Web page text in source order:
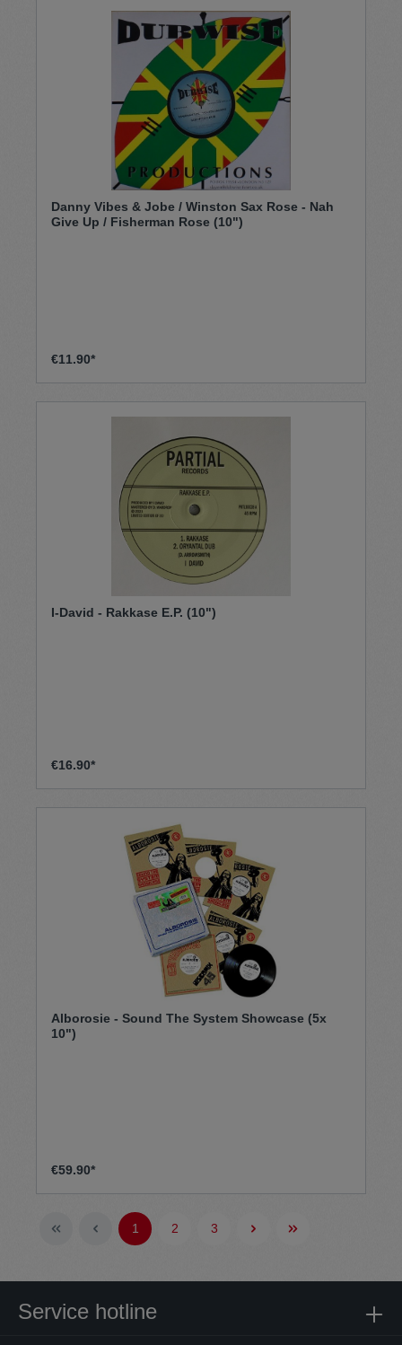
Danny Vibes & Jobe / Winston Sax Rose - Nah
Give Up / Fisherman Rose (10")
€11.90*
I-David - Rakkase E.P. (10")
€16.90*
Alborosie - Sound The System Showcase (5x
10")
€59.90*
1 2 3
Service hotline